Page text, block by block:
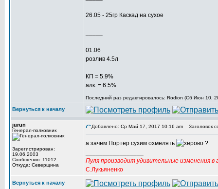
26.05 - 25гр Каскад на сухое
01.06
розлив 4.5л
КП = 5.9%
алк. = 6.5%
Последний раз редактировалось: Rodion (Сб Июн 10,
Вернуться к началу
jurun
Генерал-полковник
Зарегистрирован:
19.06.2003
Сообщения: 11012
Откуда: Северщина
Добавлено: Ср Май 17, 2017 10:16 am Заголовок
а зачем Портер сухим охмелять
?
Пуля производит удивительные изменения в
С.Лукьяненко
Вернуться к началу